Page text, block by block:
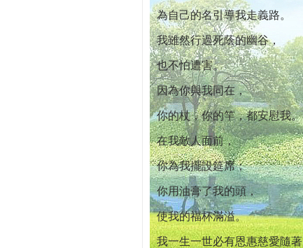
為自己的名引導我走義路。
我雖然行過死蔭的幽谷，
也不怕遭害。
因為你與我同在，
你的杖，你的竿，都安慰我。
在我敵人面前，
你為我擺設筵席；
你用油膏了我的頭，
使我的福杯滿溢。
我一生一世必有恩惠慈愛隨著